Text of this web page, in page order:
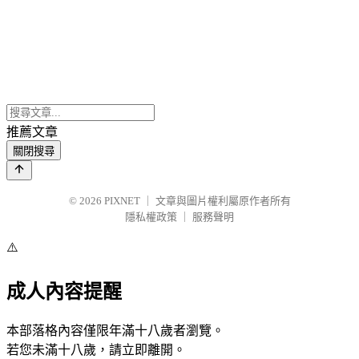
推薦文章
關閉搜尋
© 2026 PIXNET
文章與圖片權利屬原作者所有
隱私權政策
服務聲明
⚠️
成人內容提醒
本部落格內容僅限年滿十八歲者瀏覽。
若您未滿十八歲，請立即離開。